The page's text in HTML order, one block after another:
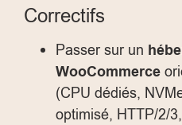
Correctifs
Passer sur un
WooCommerce
(CPU dédiés,
optimisé, HTTP/2/